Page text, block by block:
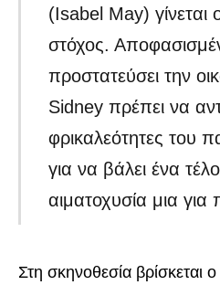
(Isabel May) γίνεται
στόχος.
προστατεύσει την
Sidney πρέπει να
φρικαλεότητες του
για να βάλει ένα
αιματοχυσία μια για
Στη σκηνοθεσία βρίσκεται ο